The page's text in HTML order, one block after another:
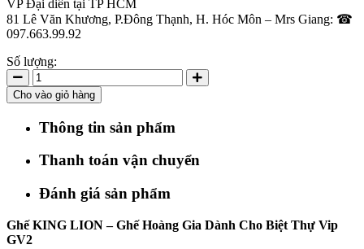
VP Đại diên tại TP HCM
81 Lê Văn Khương, P.Đông Thạnh, H. Hóc Môn – Mrs Giang: ☎
097.663.99.92
Số lượng:
Cho vào giỏ hàng
Thông tin sản phẩm
Thanh toán vận chuyển
Đánh giá sản phẩm
Ghế KING LION – Ghế Hoàng Gia Dành Cho Biệt Thự Vip
GV2